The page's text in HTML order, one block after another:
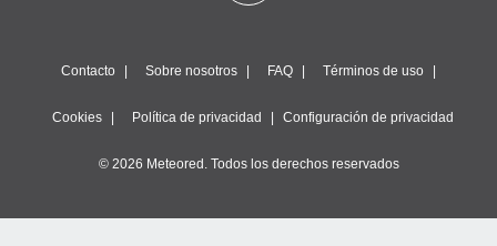
Contacto Sobre nosotros FAQ Términos de uso
Cookies Política de privacidad Configuración de privacidad
© 2026 Meteored. Todos los derechos reservados